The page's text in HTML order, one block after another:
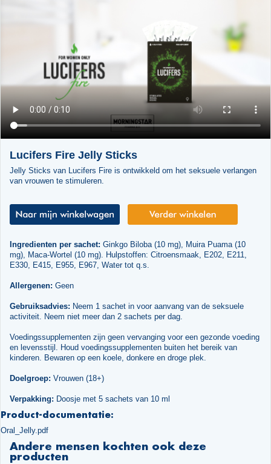
Lucifers Fire Jelly Sticks
Jelly Sticks van Lucifers Fire is ontwikkeld om het seksuele verlangen
van vrouwen te stimuleren.
Ingredienten per sachet: Ginkgo Biloba (10 mg), Muira Puama (10
mg), Maca-Wortel (10 mg). Hulpstoffen: Citroensmaak, E202, E211,
E330, E415, E955, E967, Water tot q.s.
Allergenen: Geen
Gebruiksadvies: Neem 1 sachet in voor aanvang van de seksuele
activiteit. Neem niet meer dan 2 sachets per dag.
Voedingssupplementen zijn geen vervanging voor een gezonde voeding
en levensstijl. Houd voedingssupplementen buiten het bereik van
kinderen. Bewaren op een koele, donkere en droge plek.
Doelgroep: Vrouwen (18+)
Verpakking: Doosje met 5 sachets van 10 ml
Product-documentatie:
Oral_Jelly.pdf
Andere mensen kochten ook deze
producten